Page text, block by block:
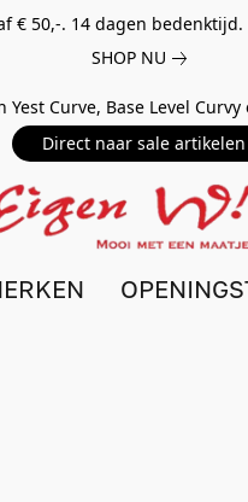
€ 50,-. 14 dagen bedenktijd.
SHOP NU
Curve, Base Level
Direct naar sale artikelen